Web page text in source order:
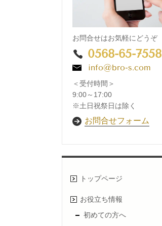
お問合せはお気軽にどうぞ
0568-65-7558
info@bro-s.com
＜受付時間＞
9:00～17:00
※土日祝祭日は除く
お問合せフォーム
トップページ
お役立ち情報
初めての方へ